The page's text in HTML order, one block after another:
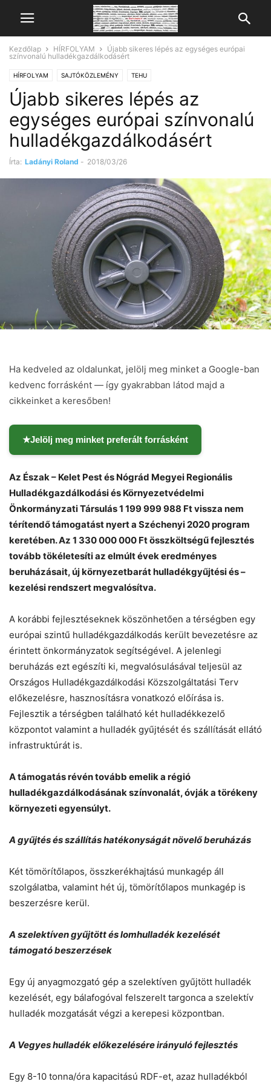
Kezdőlap HÍRFOLYAM
Újabb sikeres lépés az egységes európai
színvonalú hulladékgazdálkodásért
HÍRFOLYAM SAJTÓKÖZLEMÉNY TEHU
Újabb sikeres lépés az
egységes európai színvonalú
hulladékgazdálkodásért
Írta: Ladányi Roland - 2018/03/26
Ha kedveled az oldalunkat, jelölj meg minket a Google-ban
kedvenc forrásként — így gyakrabban látod majd a
cikkeinket a keresőben!
★Jelölj meg minket preferált forrásként
Az Észak – Kelet Pest és Nógrád Megyei Regionális
Hulladékgazdálkodási és Környezetvédelmi
Önkormányzati Társulás 1 199 999 988 Ft vissza nem
térítendő támogatást nyert a Széchenyi 2020 program
keretében. Az 1 330 000 000 Ft összköltségű fejlesztés
tovább tökéletesíti az elmúlt évek eredményes
beruházásait, új környezetbarát hulladékgyűjtési és –
kezelési rendszert megvalósítva.
A korábbi fejlesztéseknek köszönhetően a térségben egy
európai szintű hulladékgazdálkodás került bevezetésre az
érintett önkormányzatok segítségével. A jelenlegi
beruházás ezt egészíti ki, megvalósulásával teljesül az
Országos Hulladékgazdálkodási Közszolgáltatási Terv
előkezelésre, hasznosításra vonatkozó előírása is.
Fejlesztik a térségben található két hulladékkezelő
központot valamint a hulladék gyűjtését és szállítását ellátó
infrastruktúrát is.
A támogatás révén tovább emelik a régió
hulladékgazdálkodásának színvonalát, óvják a törékeny
környezeti egyensúlyt.
A gyűjtés és szállítás hatékonyságát növelő beruházás
Két tömörítőlapos, összkerékhajtású munkagép áll
szolgálatba, valamint hét új, tömörítőlapos munkagép is
beszerzésre kerül.
A szelektíven gyűjtött és lomhulladék kezelését
támogató beszerzések
Egy új anyagmozgató gép a szelektíven gyűjtött hulladék
kezelését, egy bálafogóval felszerelt targonca a szelektív
hulladék mozgatását végzi a kerepesi központban.
A Vegyes hulladék előkezelésére irányuló fejlesztés
Egy 8-10 tonna/óra kapacitású RDF-et, azaz hulladékból
Chat Mr wAIste
Helló! Miben segíthetek ma?